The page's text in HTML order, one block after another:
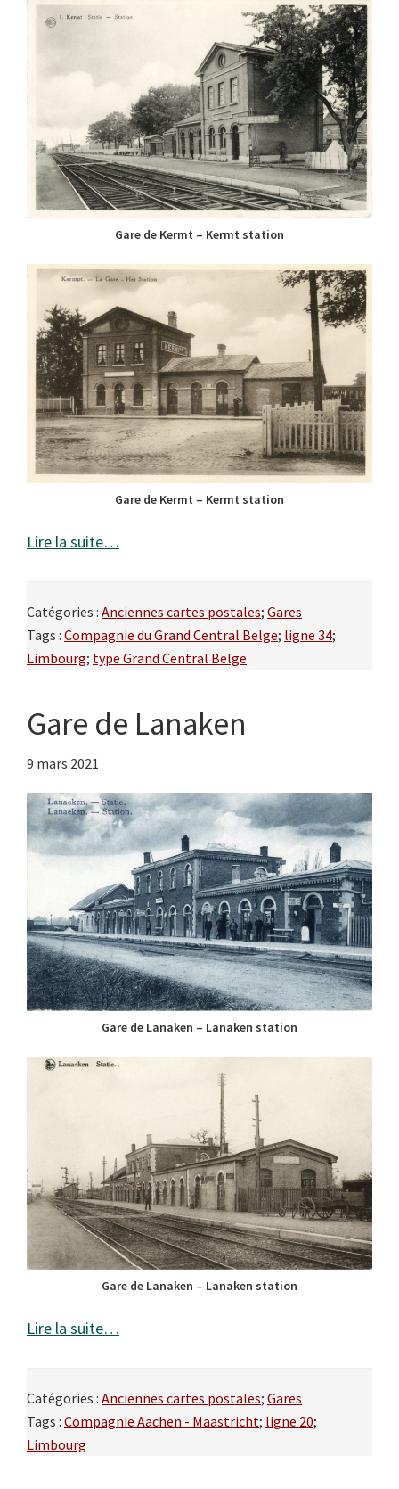
Gare de Kermt – Kermt station
Gare de Kermt – Kermt station
Lire la suite…
Catégories : Anciennes cartes postales; Gares
Tags : Compagnie du Grand Central Belge; ligne 34;
Limbourg; type Grand Central Belge
Gare de Lanaken
9 mars 2021
Gare de Lanaken – Lanaken station
Gare de Lanaken – Lanaken station
Lire la suite…
Catégories : Anciennes cartes postales; Gares
Tags : Compagnie Aachen - Maastricht; ligne 20;
Limbourg